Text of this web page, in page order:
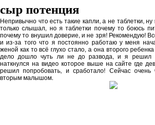
сыр потенция
Непривычно что есть такие капли, а не таблетки,
только слышал, но я таблетки почему то боюсь
почему то внушил доверие, и не зря! Рекомендую!
и из-за того что я постоянно работаю у меня
женой как то всё глухо стало, а она второго
дело дошло чуть ли не до развода, и я решил
наткнулся на видео которое выше на сайте где
решил попробовать, и сработало! Сейчас очень
вторым малышом.